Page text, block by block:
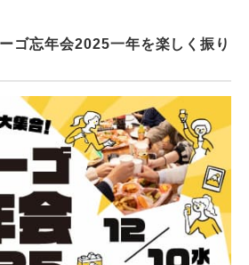
ゴ忘年会2025一年を楽しく振り